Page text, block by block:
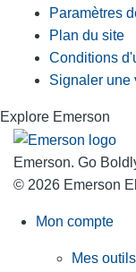
Paramètres
Plan du site
Conditions
Signaler une
Explore Emerson
Emerson. Go
© 2026 Emerson
Mon compte
Mes outils